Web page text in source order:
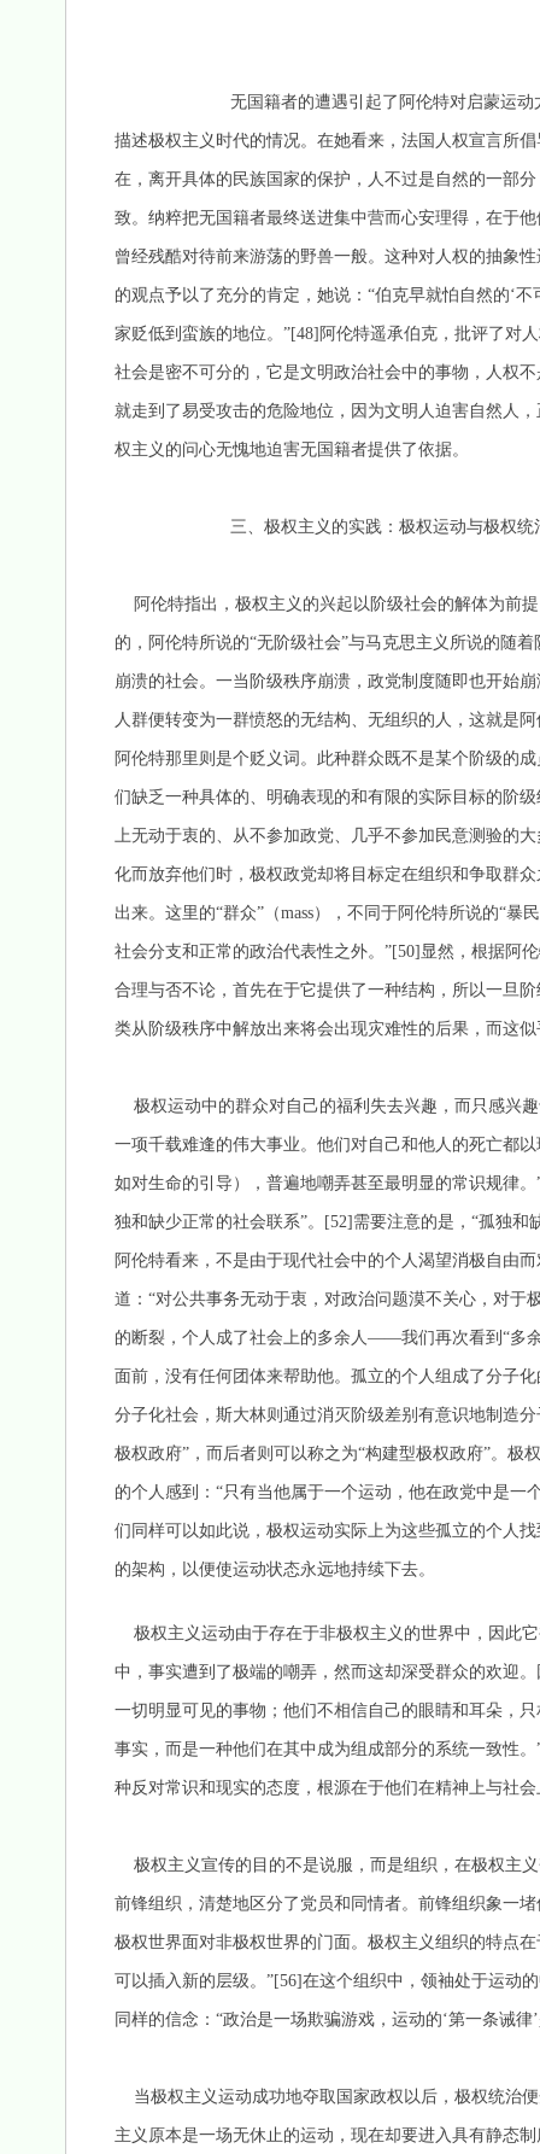
无国籍者的遭遇引起了阿伦特对启蒙运动尤其是
描述极权主义时代的情况。在她看来，法国人权宣言所
在，离开具体的民族国家的保护，人不过是自然的一部
致。纳粹把无国籍者最终送进集中营而心安理得，在于
曾经残酷对待前来游荡的野兽一般。这种对人权的抽象
的观点予以了充分的肯定，她说：“伯克早就怕自然的‘
家贬低到蛮族的地位。”[48]阿伦特遥承伯克，批评了对
社会是密不可分的，它是文明政治社会中的事物，人权
就走到了易受攻击的危险地位，因为文明人迫害自然人
权主义的问心无愧地迫害无国籍者提供了依据。
三、极权主义的实践：极权运动与极权统
阿伦特指出，极权主义的兴起以阶级社会的解体为前
的，阿伦特所说的“无阶级社会”与马克思主义所说的随
崩溃的社会。一当阶级秩序崩溃，政党制度随即也开始
人群便转变为一群愤怒的无结构、无组织的人，这就是
阿伦特那里则是个贬义词。此种群众既不是某个阶级的
们缺乏一种具体的、明确表现的和有限的实际目标的阶
上无动于衷的、从不参加政党、几乎不参加民意测验的
化而放弃他们时，极权政党却将目标定在组织和争取群
出来。这里的“群众”（mass），不同于阿伦特所说的“
社会分支和正常的政治代表性之外。”[50]显然，根据阿
合理与否不论，首先在于它提供了一种结构，所以一旦
类从阶级秩序中解放出来将会出现灾难性的后果，而这
极权运动中的群众对自己的福利失去兴趣，而只感兴
一项千载难逢的伟大事业。他们对自己和他人的死亡都
如对生命的引导），普遍地嘲弄甚至最明显的常识规律
独和缺少正常的社会联系”。[52]需要注意的是，“孤独
阿伦特看来，不是由于现代社会中的个人渴望消极自由
道：“对公共事务无动于衷，对政治问题漠不关心，对于
的断裂，个人成了社会上的多余人——我们再次看到“多
面前，没有任何团体来帮助他。孤立的个人组成了分子
分子化社会，斯大林则通过消灭阶级差别有意识地制造
极权政府”，而后者则可以称之为“构建型极权政府”。
的个人感到：“只有当他属于一个运动，他在政党中是
们同样可以如此说，极权运动实际上为这些孤立的个人
的架构，以便使运动状态永远地持续下去。
极权主义运动由于存在于非极权主义的世界中，因此
中，事实遭到了极端的嘲弄，然而这却深受群众的欢迎
一切明显可见的事物；他们不相信自己的眼睛和耳朵，
事实，而是一种他们在其中成为组成部分的系统一致性
种反对常识和现实的态度，根源在于他们在精神上与社
极权主义宣传的目的不是说服，而是组织，在极权主
前锋组织，清楚地区分了党员和同情者。前锋组织象一
极权世界面对非极权世界的门面。极权主义组织的特点
可以插入新的层级。”[56]在这个组织中，领袖处于运动
同样的信念：“政治是一场欺骗游戏，运动的‘第一条诫律
当极权主义运动成功地夺取国家政权以后，极权统治
主义原本是一场无休止的运动，现在却要进入具有静态